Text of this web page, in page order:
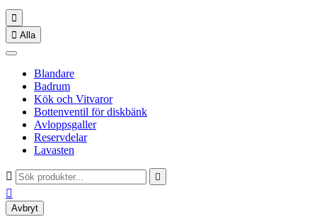

 Alla
Blandare
Badrum
Kök och Vitvaror
Bottenventil för diskbänk
Avloppsgaller
Reservdelar
Lavasten
 

Avbryt